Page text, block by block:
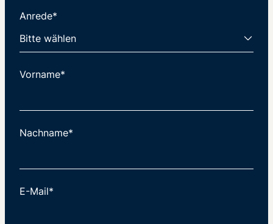
Anrede*
Vorname*
Nachname*
E-Mail*